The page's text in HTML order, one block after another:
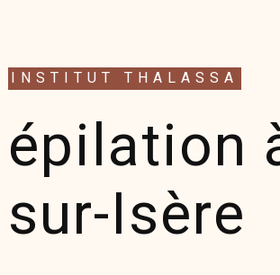
INSTITUT THALASSA
épilation
sur-Isère